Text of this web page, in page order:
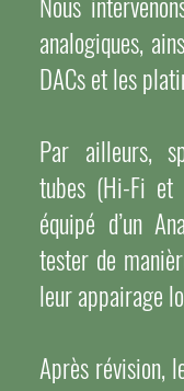
analogiques,
DACs et les
Par ailleurs,
tubes (Hi-Fi et
équipé d’un
tester de
leur appairage
Après révision,